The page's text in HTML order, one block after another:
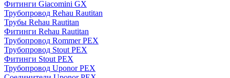
Фитинги Giacomini GX
Трубопровод Rehau Rautitan
Трубы Rehau Rautitan
Фитинги Rehau Rautitan
Трубопровод Rommer PEX
Трубопровод Stout PEX
Фитинги Stout PEX
Трубопровод Uponor PEX